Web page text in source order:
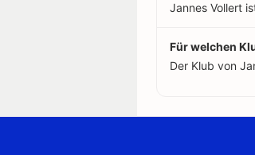
Jannes Vollert
Für welchen
Der Klub von